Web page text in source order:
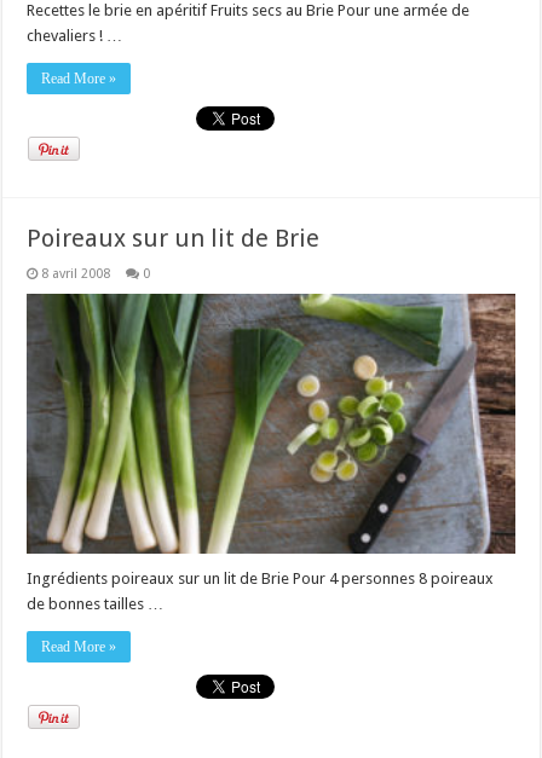
Recettes le brie en apéritif Fruits secs au Brie Pour une armée de
chevaliers ! …
Read More »
Poireaux sur un lit de Brie
8 avril 2008 0
Ingrédients poireaux sur un lit de Brie Pour 4 personnes 8 poireaux
de bonnes tailles …
Read More »